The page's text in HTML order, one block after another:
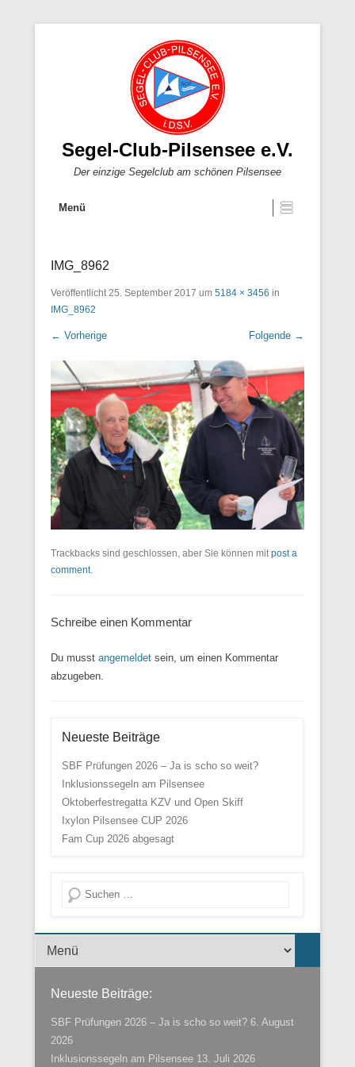
Segel-Club-Pilsensee e.V.
Der einzige Segelclub am schönen Pilsensee
Menü
IMG_8962
Veröffentlicht25. September 2017 um 5184 × 3456 in
IMG_8962
← Vorherige Folgende →
Trackbacks sind geschlossen, aber Sie können mitpost a
comment.
Schreibe einen Kommentar
Du musst angemeldet sein, um einen Kommentar
abzugeben.
Neueste Beiträge
SBF Prüfungen 2026 – Ja is scho so weit?
Inklusionssegeln am Pilsensee
Oktoberfestregatta KZV und Open Skiff
Ixylon Pilsensee CUP 2026
Fam Cup 2026 abgesagt
Suche
Menü der Fußzeile
Neueste Beiträge:
SBF Prüfungen 2026 – Ja is scho so weit? 6. August
2026
Inklusionssegeln am Pilsensee 13. Juli 2026